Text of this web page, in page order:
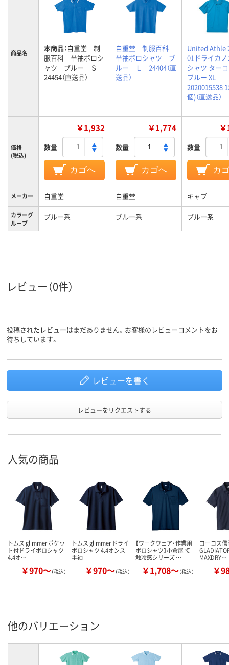
商品名 本商品：自重堂 制
服百科 半袖ポロシ
ャツ ブルー Ｓ
24454（直送品）
自重堂 制服百科
半袖ポロシャツ ブ
ルー Ｌ 24404（直
送品）
United Athle
01ドライカ
シャツ ター
ブルー XL
2020015538
個)（直送品）
価格
(税込)
￥1,932
数量
カゴへ
￥1,774
数量
カゴへ
数量
カ
メーカー 自重堂 自重堂 キャブ
カラーグ
ループ
ブルー系 ブルー系 ブルー系
レビュー（0件）
投稿されたレビューはまだありません。お客様のレビューコメントをお
待ちしています。
レビューを書く
レビューをリクエストする
人気の商品
トムス glimmer ポケッ
ト付ドライポロシャツ
4.4オ…
￥970～（税込）
トムス glimmer ドライ
ポロシャツ 4.4オンス
半袖
￥970～（税込）
【ワークウェア・作業用
ポロシャツ】小倉屋 接
触冷感シリーズ …
￥1,708～（税込）
コーコス信
MAXDRY…
￥
他のバリエーション